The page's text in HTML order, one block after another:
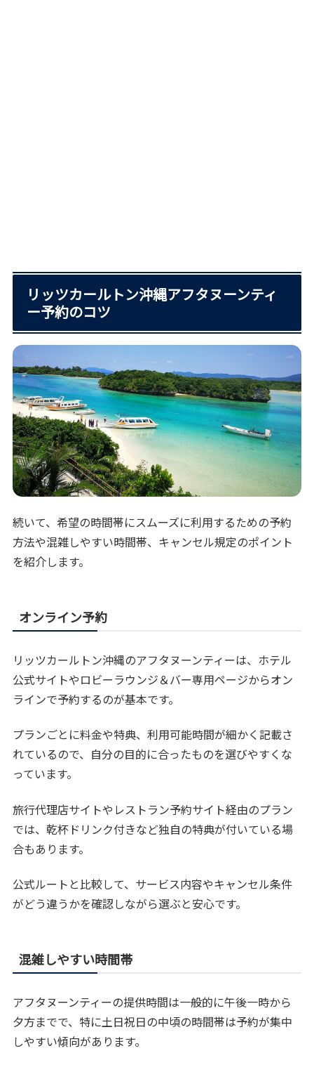
リッツカールトン沖縄アフタヌーンティ
ー予約のコツ
続いて、希望の時間帯にスムーズに利用するための予約
方法や混雑しやすい時間帯、キャンセル規定のポイント
を紹介します。
オンライン予約
リッツカールトン沖縄のアフタヌーンティーは、ホテル
公式サイトやロビーラウンジ＆バー専用ページからオン
ラインで予約するのが基本です。
プランごとに料金や特典、利用可能時間が細かく記載さ
れているので、自分の目的に合ったものを選びやすくな
っています。
旅行代理店サイトやレストラン予約サイト経由のプラン
では、乾杯ドリンク付きなど独自の特典が付いている場
合もあります。
公式ルートと比較して、サービス内容やキャンセル条件
がどう違うかを確認しながら選ぶと安心です。
混雑しやすい時間帯
アフタヌーンティーの提供時間は一般的に午後一時から
夕方までで、特に土日祝日の中頃の時間帯は予約が集中
しやすい傾向があります。